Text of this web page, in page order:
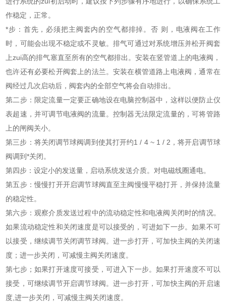
作稳定，正常。
*步：首先，必须把主阀套内的空气都排掉。否 则，电液阀在工作
时，可能会出现不稳定或不灵敏。排气可通过对系统增压并松开阀套
上zui高的排气塞直至所有的空气都排出。安装在竖管道上的电液阀，
也许还有必要松开阀套上的法兰。安装在横管道路上电液阀，通常在
阀经过几次启动后，阀套内的全部空气将会自动排出。
第二步：限定流量一定要正确地设在电脑控制器中，这样以便防止仪
表超速，并可调节电液阀的流量。控制器无法限定流量的，可将管路
上的闸阀关小。
第三步：将关闭调节球阀调到使其打开约1 / 4 ~ 1 / 2，将开启调节球
阀调到*关闭。
第四步：设定小的发送量，启动系统发送介质。对电磁线圈通电。
第五步：慢慢打开开启调节球阀直至主阀慢慢平稳打开，并保持流量
的稳定性。
第六步：观察介质发送过程中的流动稳定性和电液阀关闭时的情况。
如果流动稳定性和关闭速度是可以接受的，可进如下一步。如果不可
以接受，继续调节关闭调节球阀。进一步打开，可加快主阀的关闭速
度；进一步关闭，可减慢主阀关闭速度。
第七步；如果打开速度可接受，可进入下一步。如果打开速度不可以
接受，可继续调节开启调节球阀。进一步打开，可加快主阀的开启速
度,进一步关闭，可减慢主阀关闭速度。